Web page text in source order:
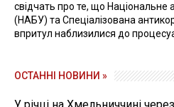
свідчать про те, що Національне
(НАБУ) та Спеціалізована
впритул наблизилися до
ОСТАННІ НОВИНИ »